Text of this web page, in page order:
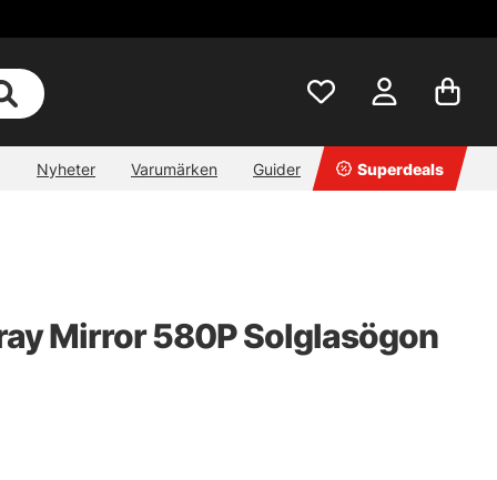
Nyheter Varumärken Guider Superdeals
Mirror 580P Solglasögon